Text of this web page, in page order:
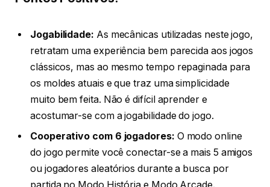
Jogabilidade: As mecânicas utilizadas neste jogo,
retratam uma experiência bem parecida aos jogos
clássicos, mas ao mesmo tempo repaginada para
os moldes atuais e que traz uma simplicidade
muito bem feita. Não é difícil aprender e
acostumar-se com a jogabilidade do jogo.
Cooperativo com 6 jogadores: O modo online
do jogo permite você conectar-se a mais 5 amigos
ou jogadores aleatórios durante a busca por